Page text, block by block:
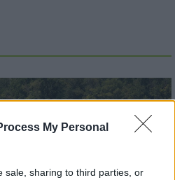
My Personal
sale, sharing to third parties, or